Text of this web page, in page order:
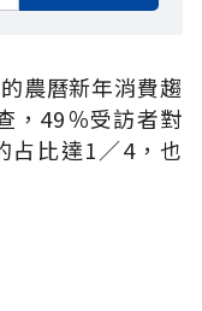
農曆新年消費趨
， 49％受訪者對
占比達1 ／4，也